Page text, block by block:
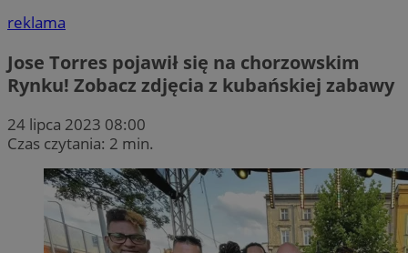
reklama
Jose Torres pojawił się na chorzowskim
Rynku! Zobacz zdjęcia z kubańskiej zabawy
24 lipca 2023 08:00
Czas czytania: 2 min.